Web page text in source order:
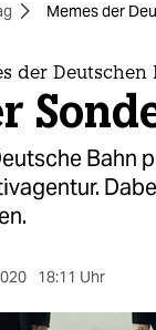
Memes der
der Deutschen
Bahn
18:11 Uhr